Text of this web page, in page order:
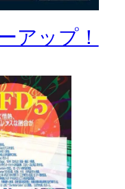
アップ！